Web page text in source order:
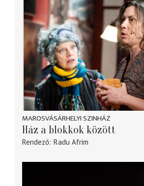
MAROSVÁSÁRHELYI SZINHÁZ
Ház a blokkok között
Rendező Radu Afrim